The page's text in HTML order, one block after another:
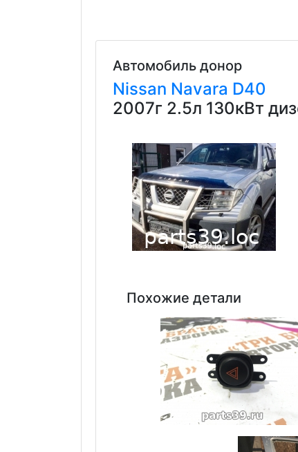
Автомобиль донор
Nissan Navara D40
2007г 2.5л 130кВт
Похожие детали